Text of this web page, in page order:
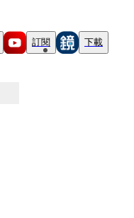
訂閱 下載